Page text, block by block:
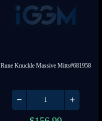
Rune Knuckle Massive Mitts#681958